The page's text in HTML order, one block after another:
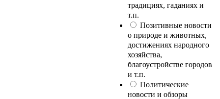
традициях, гаданиях и
т.п.
Позитивные новости
о природе и животных,
достижениях народного
хозяйства,
благоустройстве городов
и т.п.
Политические
новости и обзоры